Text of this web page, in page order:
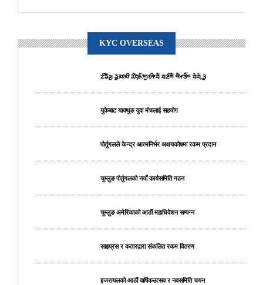
KYC OVERSEAS
ᤁᤡᤕᤠᤆᤢ ᤕᤢᤀᤣᤀᤡ ᤑᤥ᤹ᤌᤥᤛᤢᤎᤡᤶᤔᤠ ᤔᤏᤡᤛᤠ ᤗᤠᤶᤍᤠ᤺ᤰ ᤔᤧᤔᤧᤳᤋᤢ
युकेबाट याक्थुङ युवा मंचलाई सहयोग
पोर्तुगलले केन्द्र आत्मनिर्भर अक्षयकोषमा रकम प्रदान
चुम्लुङ पोर्तुगलको नयाँ कार्यसमिति गठन
चुम्लुङ अमेरिकाको आठौं महाधिवेशन सम्पन्न
साइप्रस र कतारद्वारा संकलित रकम वितरण
इजरायलको आठौं वार्षिकउत्सव र नवसमिति चयन